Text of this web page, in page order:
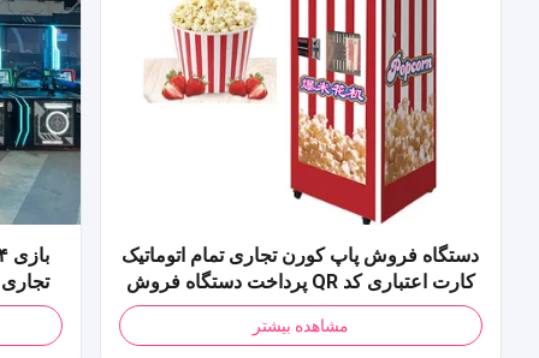
دستگاه فروش پاپ کورن تجاری تمام اتوماتیک
کارت اعتباری کد QR پرداخت دستگاه فروش
پاپ کورن برای مرکز خرید
مشاهده بیشتر